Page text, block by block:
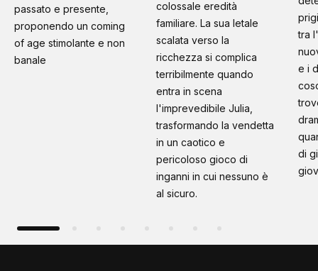
passato e presente,
proponendo un coming
of age stimolante e non
banale
colossale eredità
familiare. La sua letale
scalata verso la
ricchezza si complica
terribilmente quando
entra in scena
l'imprevedibile Julia,
trasformando la vendetta
in un caotico e
pericoloso gioco di
inganni in cui nessuno è
al sicuro.
tra
e i
di